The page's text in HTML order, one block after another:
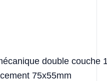
double couche
75x55mm